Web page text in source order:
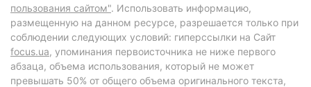
пользования сайтом". Использовать информацию,
размещенную на данном ресурсе, разрешается только при
соблюдении следующих условий: гиперссылки на Сайт
focus.ua, упоминания первоисточника не ниже первого
абзаца, объема использования, который не может
превышать 50% от общего объема оригинального текста,